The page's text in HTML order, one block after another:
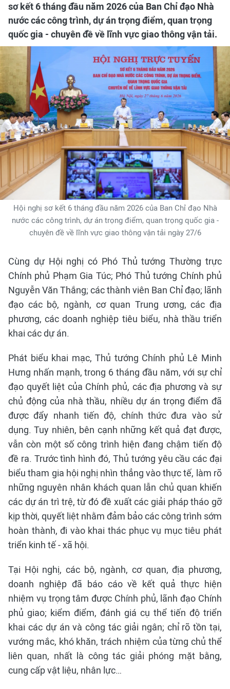
sơ kết 6 tháng đầu năm 2026 của Ban Chỉ đạo Nhà
nước các công trình, dự án trọng điểm, quan trọng
quốc gia - chuyên đề về lĩnh vực giao thông vận tải.
Hội nghị sơ kết 6 tháng đầu năm 2026 của Ban Chỉ đạo Nhà
nước các công trình, dự án trọng điểm, quan trọng quốc gia -
chuyên đề về lĩnh vực giao thông vận tải ngày 27/6
Cùng dự Hội nghị có Phó Thủ tướng Thường trực
Chính phủ Phạm Gia Túc; Phó Thủ tướng Chính phủ
Nguyễn Văn Thắng; các thành viên Ban Chỉ đạo; lãnh
đạo các bộ, ngành, cơ quan Trung ương, các địa
phương, các doanh nghiệp tiêu biểu, nhà thầu triển
khai các dự án.
Phát biểu khai mạc, Thủ tướng Chính phủ Lê Minh
Hưng nhấn mạnh, trong 6 tháng đầu năm, với sự chỉ
đạo quyết liệt của Chính phủ, các địa phương và sự
chủ động của nhà thầu, nhiều dự án trọng điểm đã
được đẩy nhanh tiến độ, chính thức đưa vào sử
dụng. Tuy nhiên, bên cạnh những kết quả đạt được,
vẫn còn một số công trình hiện đang chậm tiến độ
đề ra. Trước tình hình đó, Thủ tướng yêu cầu các đại
biểu tham gia hội nghị nhìn thẳng vào thực tế, làm rõ
những nguyên nhân khách quan lẫn chủ quan khiến
các dự án trì trệ, từ đó đề xuất các giải pháp tháo gỡ
kịp thời, quyết liệt nhằm đảm bảo các công trình sớm
hoàn thành, đi vào khai thác phục vụ mục tiêu phát
triển kinh tế - xã hội.
Tại Hội nghị, các bộ, ngành, cơ quan, địa phương,
doanh nghiệp đã báo cáo về kết quả thực hiện
nhiệm vụ trọng tâm được Chính phủ, lãnh đạo Chính
phủ giao; kiểm điểm, đánh giá cụ thể tiến độ triển
khai các dự án và công tác giải ngân; chỉ rõ tồn tại,
vướng mắc, khó khăn, trách nhiệm của từng chủ thể
liên quan, nhất là công tác giải phóng mặt bằng,
cung cấp vật liệu, nhân lực…